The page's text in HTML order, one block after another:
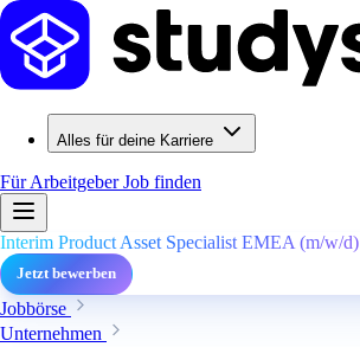
Alles für deine Karriere
Für ArbeitgeberJob finden
Interim Product Asset Specialist EMEA (m/w/d)
Jetzt bewerben
Jobbörse
Unternehmen